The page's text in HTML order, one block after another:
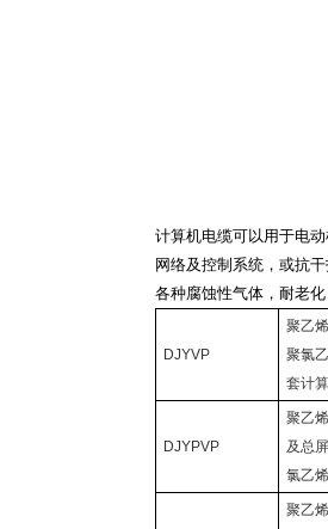
计算机电缆可以用于电
网络及控制系统，或抗
各种腐蚀性气体，耐老
DJYVP
聚乙
聚氯
套计
DJYPVP
聚乙
及总
氯乙
聚乙